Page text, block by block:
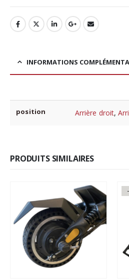
INFORMATIONS
position Arrière droit,
PRODUITS SIMILAIRES